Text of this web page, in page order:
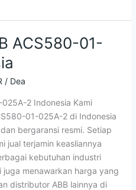
ACS580-01-
/ Dea
2 Indonesia Kami
01-025A-2 di Indonesia
bergaransi resmi. Setiap
jual terjamin keasliannya
kebutuhan industri
menawarkan harga yang
distributor ABB lainnya di